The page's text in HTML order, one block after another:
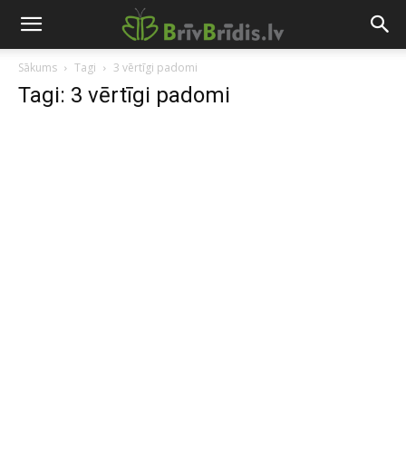
Sākums Tagi 3 vērtīgi padomi
Tagi: 3 vērtīgi padomi